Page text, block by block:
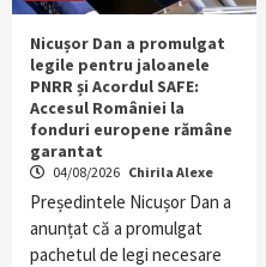
Nicușor Dan a promulgat
legile pentru jaloanele
PNRR și Acordul SAFE:
Accesul României la
fonduri europene rămâne
garantat
04/08/2026 Chirila Alexe
Președintele Nicușor Dan a
anunțat că a promulgat
pachetul de legi necesare